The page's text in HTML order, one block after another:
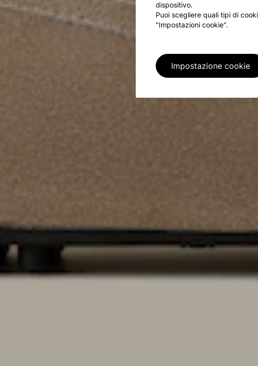
dispositivo.
Puoi scegliere quali tipi di
"Impostazioni cookie".
Impostazione cookie